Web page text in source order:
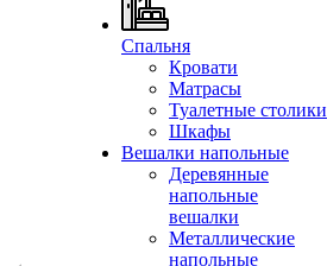
Спальня
Кровати
Матрасы
Туалетные столики
Шкафы
Вешалки напольные
Деревянные
напольные
вешалки
Металлические
напольные